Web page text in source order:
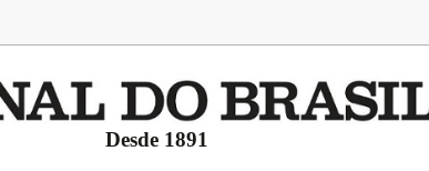
Desde 1891